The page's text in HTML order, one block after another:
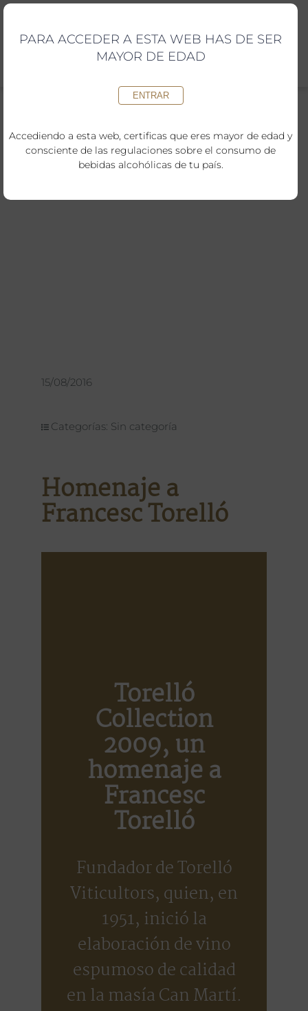
Saltar
contenido
15/08/2016
Categorías: Sin categoría
Homenaje a
Francesc Torelló
Torelló
Collection
2009, un
homenaje a
Francesc
Torelló
Fundador de Torelló
Viticultors, quien, en
1951, inició la
elaboración de vino
espumoso de calidad
en la masía Can Martí.
PARA ACCEDER A ESTA WEB HAS DE SER
MAYOR DE EDAD
ENTRAR
Accediendo a esta web, certificas que eres mayor de edad y
consciente de las regulaciones sobre el consumo de
bebidas alcohólicas de tu país.